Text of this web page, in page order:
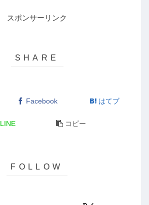
スポンサーリンク
Facebook はてブ
LINE コピー